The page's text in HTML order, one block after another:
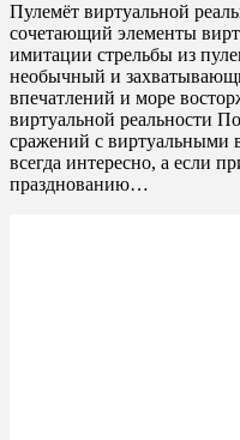
Пулемёт виртуальной
сочетающий элементы
имитации стрельбы из
необычный и
впечатлений и море
виртуальной реальности
сражений с виртуальными
всегда интересно, а если
празднованию…